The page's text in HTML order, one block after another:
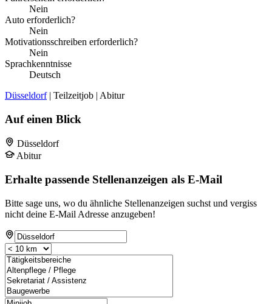
Nein
Auto erforderlich?
Nein
Motivationsschreiben erforderlich?
Nein
Sprachkenntnisse
Deutsch
Düsseldorf| Teilzeitjob | Abitur
Auf einen Blick
Düsseldorf
Abitur
Erhalte passende Stellenanzeigen als E-Mail
Bitte sage uns, wo du ähnliche Stellenanzeigen suchst und vergiss
nicht deine E-Mail Adresse anzugeben!